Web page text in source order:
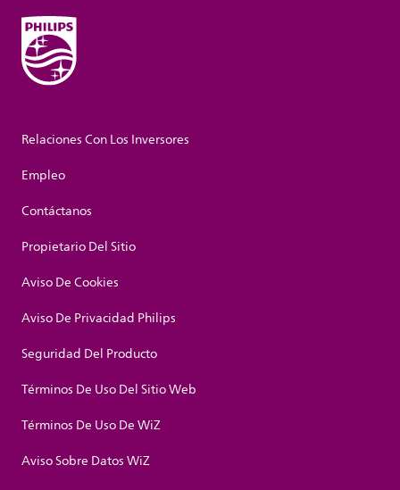
Relaciones Con Los Inversores
Empleo
Contáctanos
Propietario Del Sitio
Aviso De Cookies
Aviso De Privacidad Philips
Seguridad Del Producto
Términos De Uso Del Sitio Web
Términos De Uso De WiZ
Aviso Sobre Datos WiZ